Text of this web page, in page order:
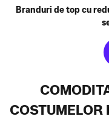
Branduri de top cu
COSTUMELOR